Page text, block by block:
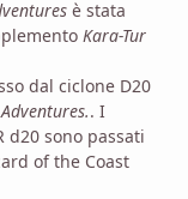
è stata
Kara-Tur
dal ciclone D20
. I
d20 sono passati
of the Coast